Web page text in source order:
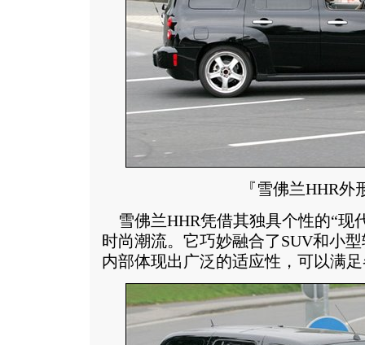
『雪佛兰HHR外
雪佛兰HHR凭借其独具个性的“现
时尚潮流。它巧妙融合了SUV和小
内部体现出广泛的适应性，可以满